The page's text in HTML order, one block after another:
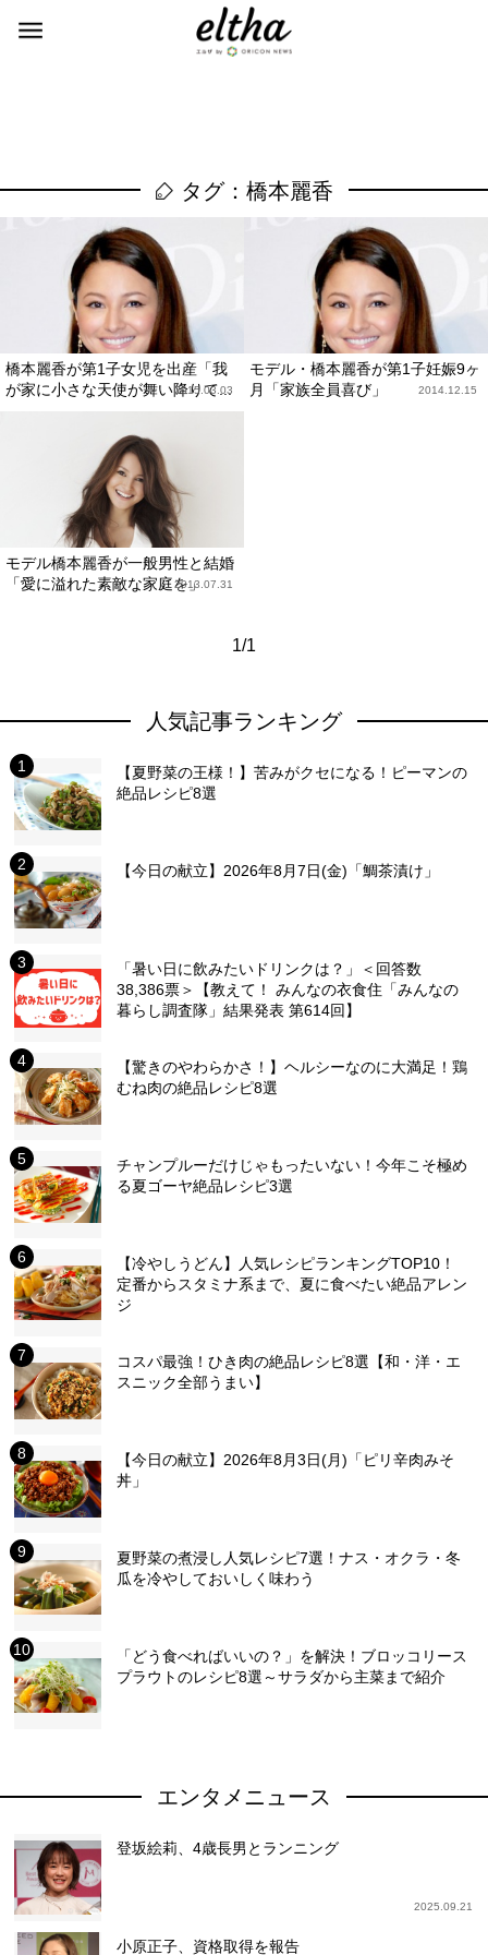
タグ：橋本麗香
橋本麗香が第1子女児を出産「我
が家に小さな天使が舞い降りて...
2015.03.03
モデル・橋本麗香が第1子妊娠9ヶ
月「家族全員喜び」
2014.12.15
モデル橋本麗香が一般男性と結婚
「愛に溢れた素敵な家庭を」2013.07.31
1/1
人気記事ランキング
【夏野菜の王様！】苦みがクセになる！ピーマンの
絶品レシピ8選
【今日の献立】2026年8月7日(金)「鯛茶漬け」
「暑い日に飲みたいドリンクは？」＜回答数
38,386票＞【教えて！ みんなの衣食住「みんなの
暮らし調査隊」結果発表 第614回】
【驚きのやわらかさ！】ヘルシーなのに大満足！鶏
むね肉の絶品レシピ8選
チャンプルーだけじゃもったいない！今年こそ極め
る夏ゴーヤ絶品レシピ3選
【冷やしうどん】人気レシピランキングTOP10！
定番からスタミナ系まで、夏に食べたい絶品アレン
ジ
コスパ最強！ひき肉の絶品レシピ8選【和・洋・エ
スニック全部うまい】
【今日の献立】2026年8月3日(月)「ピリ辛肉みそ
丼」
夏野菜の煮浸し人気レシピ7選！ナス・オクラ・冬
瓜を冷やしておいしく味わう
「どう食べればいいの？」を解決！ブロッコリース
プラウトのレシピ8選～サラダから主菜まで紹介
エンタメニュース
登坂絵莉、4歳長男とランニング
2025.09.21
小原正子、資格取得を報告